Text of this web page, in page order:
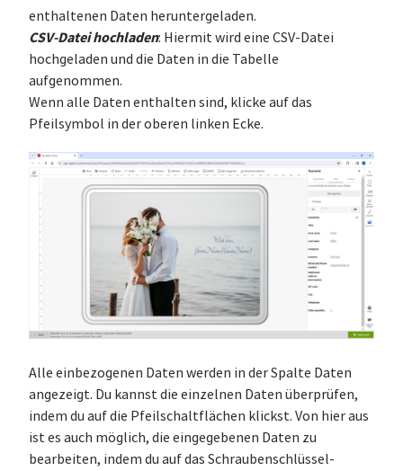
enthaltenen Daten heruntergeladen.
CSV-Datei hochladen: Hiermit wird eine CSV-Datei
hochgeladen und die Daten in die Tabelle
aufgenommen.
Wenn alle Daten enthalten sind, klicke auf das
Pfeilsymbol in der oberen linken Ecke.
Alle einbezogenen Daten werden in der Spalte Daten
angezeigt. Du kannst die einzelnen Daten überprüfen,
indem du auf die Pfeilschaltflächen klickst. Von hier aus
ist es auch möglich, die eingegebenen Daten zu
bearbeiten, indem du auf das Schraubenschlüssel-